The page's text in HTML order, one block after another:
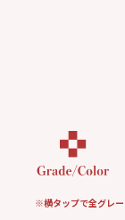
※横タップで全グレー